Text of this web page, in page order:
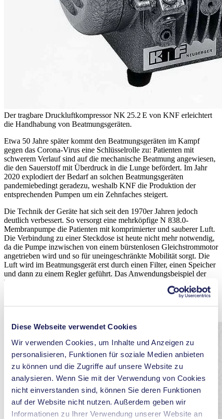
Diese Webseite verwendet Cookies
Wir verwenden Cookies, um Inhalte und Anzeigen zu
personalisieren, Funktionen für soziale Medien anbieten
zu können und die Zugriffe auf unsere Website zu
analysieren. Wenn Sie mit der Verwendung von Cookies
nicht einverstanden sind, können Sie deren Funktionen
auf der Website nicht nutzen. Außerdem geben wir
Informationen zu Ihrer Verwendung unserer Website an
Der tragbare Druckluftkompressor NK 25.2 E von KNF erleichtert
die Handhabung von Beatmungsgeräten.
Etwa 50 Jahre später kommt den Beatmungsgeräten im Kampf
gegen das Corona-Virus eine Schlüsselrolle zu: Patienten mit
schwerem Verlauf sind auf die mechanische Beatmung angewiesen,
die den Sauerstoff mit Überdruck in die Lunge befördert. Im Jahr
2020 explodiert der Bedarf an solchen Beatmungsgeräten
pandemiebedingt geradezu, weshalb KNF die Produktion der
entsprechenden Pumpen um ein Zehnfaches steigert.
Die Technik der Geräte hat sich seit den 1970er Jahren jedoch
deutlich verbessert. So versorgt eine mehrköpfige N 838.0-
Membranpumpe die Patienten mit komprimierter und sauberer Luft.
Die Verbindung zu einer Steckdose ist heute nicht mehr notwendig,
da die Pumpe inzwischen von einem bürstenlosen Gleichstrommotor
angetrieben wird und so für uneingeschränkte Mobilität sorgt. Die
Luft wird im Beatmungsgerät erst durch einen Filter, einen Speicher
und dann zu einem Regler geführt. Das Anwendungsbeispiel der
Beatmungsgeräte zeigt, wie wichtig effiziente und zuverlässige
Komponenten sind. Das Familienunternehmen KNF ist sich der
Verantwortung bewusst und weiß: Membranpumpen können Leben
retten.